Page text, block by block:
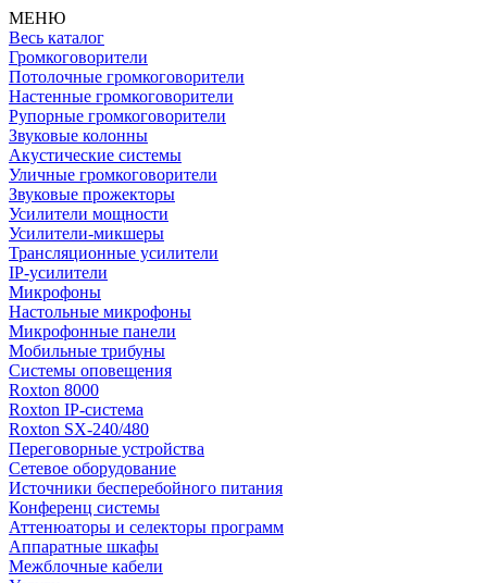
МЕНЮ
Весь каталог
Громкоговорители
Потолочные громкоговорители
Настенные громкоговорители
Рупорные громкоговорители
Звуковые колонны
Акустические системы
Уличные громкоговорители
Звуковые прожекторы
Усилители мощности
Усилители-микшеры
Трансляционные усилители
IP-усилители
Микрофоны
Настольные микрофоны
Микрофонные панели
Мобильные трибуны
Системы оповещения
Roxton 8000
Roxton IP-система
Roxton SX-240/480
Переговорные устройства
Сетевое оборудование
Источники бесперебойного питания
Конференц системы
Аттенюаторы и селекторы программ
Аппаратные шкафы
Межблочные кабели